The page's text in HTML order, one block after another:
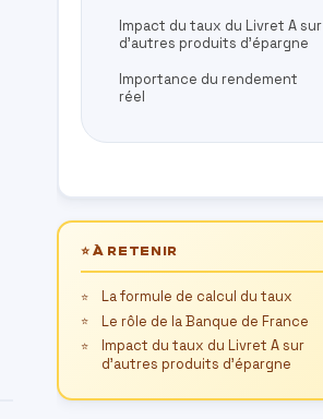
Impact du taux du Livret A sur
d’autres produits d’épargne
Importance du rendement
réel
⭐ À RETENIR
La formule de calcul du taux
Le rôle de la Banque de France
Impact du taux du Livret A sur
d’autres produits d’épargne